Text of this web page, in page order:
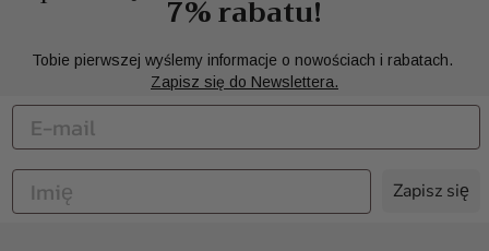
7% rabatu!
Tobie pierwszej wyślemy informacje o nowościach i rabatach.
Zapisz się do Newslettera.
Zapisz się